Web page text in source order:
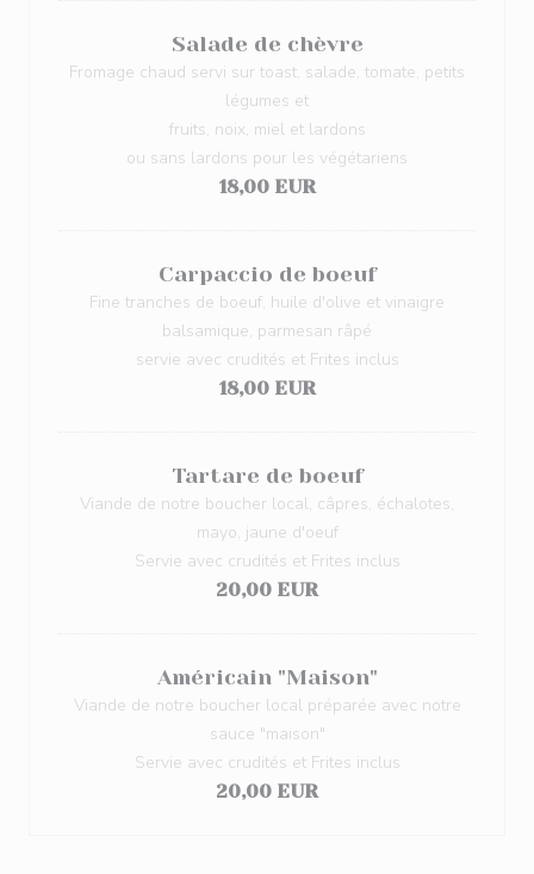
Salade de chèvre
Fromage chaud servi sur toast, salade, tomate, petits
légumes et
fruits, noix, miel et lardons
ou sans lardons pour les végétariens
18,00 EUR
Carpaccio de boeuf
Fine tranches de boeuf, huile d'olive et vinaigre
balsamique, parmesan râpé
servie avec crudités et Frites inclus
18,00 EUR
Tartare de boeuf
Viande de notre boucher local, câpres, échalotes,
mayo, jaune d'oeuf
Servie avec crudités et Frites inclus
20,00 EUR
Américain "Maison"
Viande de notre boucher local préparée avec notre
sauce "maison"
Servie avec crudités et Frites inclus
20,00 EUR